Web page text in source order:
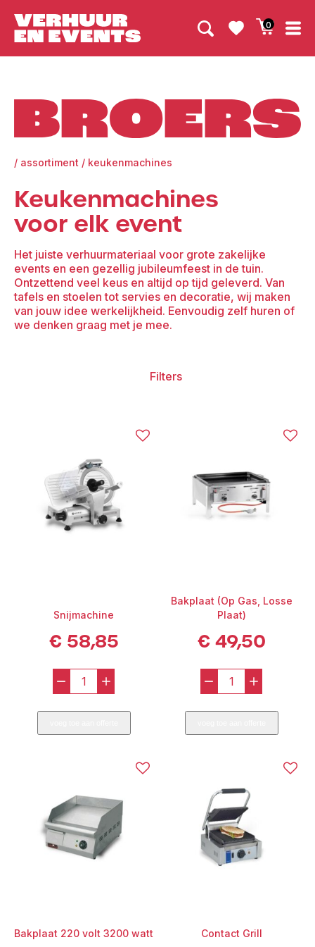
0
/ assortiment / keukenmachines
Keukenmachines
voor elk event
Het juiste verhuurmateriaal voor grote zakelijke
events en een gezellig jubileumfeest in de tuin.
Ontzettend veel keus en altijd op tijd geleverd. Van
tafels en stoelen tot servies en decoratie, wij maken
van jouw idee werkelijkheid. Eenvoudig zelf huren of
we denken graag met je mee.
Filters
Snijmachine
€58,85
-
Snijmachine
aantal
+
Bakplaat (Op Gas, Losse
Plaat)
€49,50
-
Bakplaat
(Op
Gas,
aantal
+
Bakplaat 220 volt 3200 watt Contact Grill